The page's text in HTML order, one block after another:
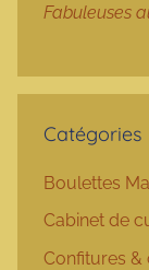
Fabuleuses
Catégories
Boulettes
Cabinet de
Confitures &